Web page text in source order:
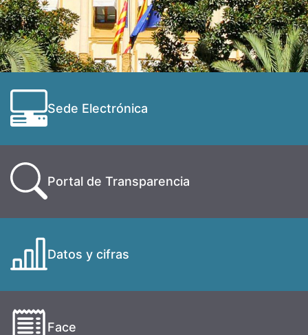
Sede Electrónica
Portal de Transparencia
Datos y cifras
Face